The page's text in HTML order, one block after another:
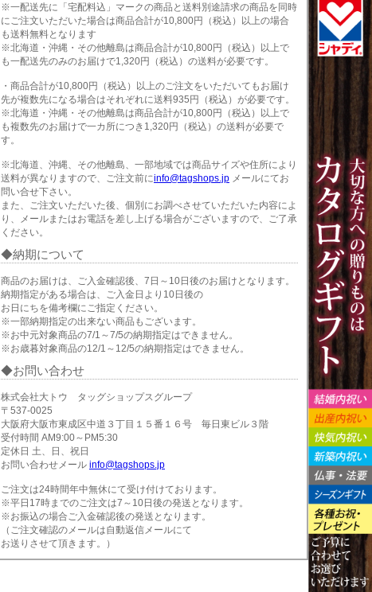
※一配送先に「宅配料込」マークの商品と送料別途請求の商品を同時
にご注文いただいた場合は商品合計が10,800円（税込）以上の場合
も送料無料となります
※北海道・沖縄・その他離島は商品合計が10,800円（税込）以上で
も一配送先のみのお届けで1,320円（税込）の送料が必要です。
・商品合計が10,800円（税込）以上のご注文をいただいてもお届け
先が複数先になる場合はそれぞれに送料935円（税込）が必要です。
※北海道・沖縄・その他離島は商品合計が10,800円（税込）以上で
も複数先のお届けで一カ所につき1,320円（税込）の送料が必要で
す。
※北海道、沖縄、その他離島、一部地域では商品サイズや住所により
送料が異なりますので、ご注文前にinfo@tagshops.jp メールにてお
問い合せ下さい。
また、ご注文いただいた後、個別にお調べさせていただいた内容によ
り、メールまたはお電話を差し上げる場合がございますので、ご了承
ください。
納期について
商品のお届けは、ご入金確認後、7日～10日後のお届けとなります。
納期指定がある場合は、ご入金日より10日後の
お日にちを備考欄にご指定ください。
※一部納期指定の出来ない商品もございます。
※お中元対象商品の7/1～7/5の納期指定はできません。
※お歳暮対象商品の12/1～12/5の納期指定はできません。
お問い合わせ
株式会社大トウ タッグショップスグループ
〒537-0025
大阪府大阪市東成区中道３丁目１５番１６号 毎日東ビル３階
受付時間 AM9:00～PM5:30
定休日 土、日、祝日
お問い合わせメール info@tagshops.jp
ご注文は24時間年中無休にて受け付けております。
※平日17時までのご注文は7～10日後の発送となります。
※お振込の場合ご入金確認後の発送となります。
（ご注文確認のメールは自動返信メールにて
お送りさせて頂きます。）